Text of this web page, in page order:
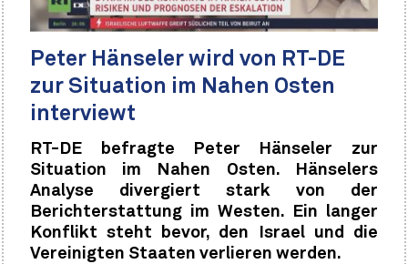
Peter Hänseler wird von RT-DE
zur Situation im Nahen Osten
interviewt
RT-DE befragte Peter Hänseler zur
Situation im Nahen Osten. Hänselers
Analyse divergiert stark von der
Berichterstattung im Westen. Ein langer
Konflikt steht bevor, den Israel und die
Vereinigten Staaten verlieren werden.